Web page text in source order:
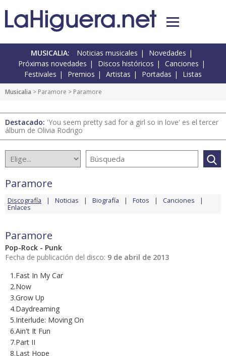
MUSICALIA: Noticias musicales
Novedades
Próximas novedades
Discos históricos
Canciones
Festivales
Premios Artistas Portadas Listas
Musicalia > Paramore > Paramore
Destacado: 'You seem pretty sad for a girl so in love' es el tercer
álbum de Olivia Rodrigo
Paramore
Discografía Noticias Biografía Fotos Canciones
Enlaces
Paramore
Pop-Rock - Punk
Fecha de publicación del disco: 9 de abril de 2013
1.Fast In My Car
2.Now
3.Grow Up
4.Daydreaming
5.Interlude: Moving On
6.Ain't It Fun
7.Part II
8.Last Hope